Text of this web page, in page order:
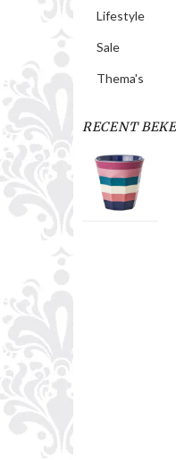
Lifestyle
Sale
Thema's
RECENT